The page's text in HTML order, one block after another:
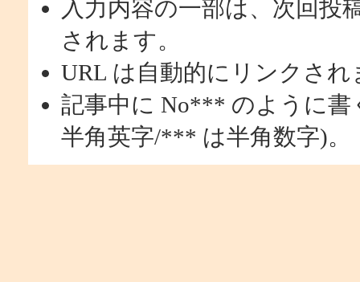
入力内容の一部は、次回投
されます。
URL は自動的にリンクされ
記事中に No*** のように
半角英字/*** は半角数字)。